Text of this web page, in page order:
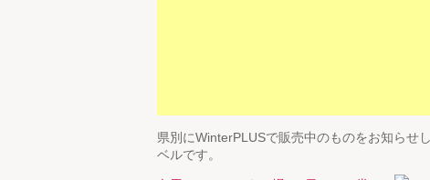
県別にWinterPLUSで販売中のものをお知らせ
ベルです。